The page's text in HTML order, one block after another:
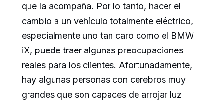
que la acompaña. Por lo tanto, hacer el
cambio a un vehículo totalmente eléctrico,
especialmente uno tan caro como el BMW
iX, puede traer algunas preocupaciones
reales para los clientes. Afortunadamente,
hay algunas personas con cerebros muy
grandes que son capaces de arrojar luz